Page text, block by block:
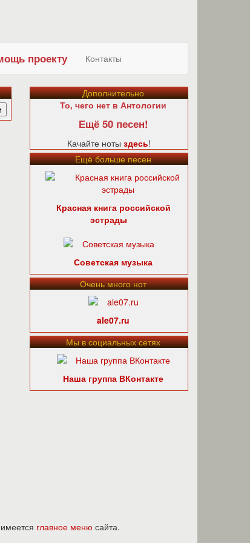
проекту Контакты
Дополнительно
То, чего нет в Антологии
Ещё 50 песен!
Качайте ноты здесь!
Ещё больше песен
Красная книга российской
эстрады
Советская музыка
Очень много нот
ale07.ru
Мы в социальных сетях
Наша группа ВКонтакте
главное меню сайта.